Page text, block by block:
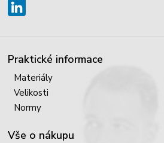
Praktické informace
Materiály
Velikosti
Normy
Vše o nákupu